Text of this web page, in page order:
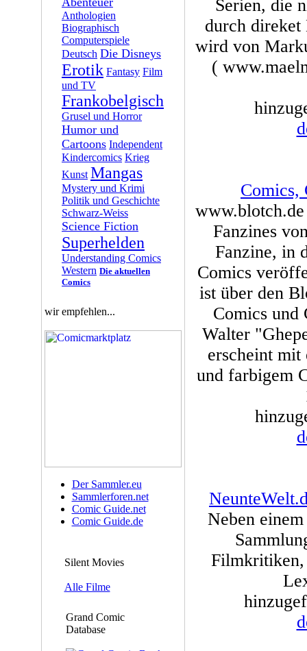
Anthologien
Biographisch
Computerspiele
Deutsch Die Disneys
Erotik Fantasy Film
und TV
Frankobelgisch
Grusel und Horror
Humor und
Cartoons Independent
Kindercomics Krieg
Kunst Mangas
Mystery und Krimi
Politik und Geschichte
Schwarz-Weiss
Science Fiction
Superhelden
Understanding Comics
Western Die aktuellen
Comics
wir empfehlen...
Der Sammler.eu
Sammlerforen.net
Comic Guide.net
Comic Guide.de
Silent Movies
Alle Filme
Grand Comic
Database
Serien, die
durch direket
wird von
(
Comics,
Fanzines
Fanzine, in
Comics
ist über den
Comics und
Walter
erscheint mit
und farbigem
Neben
Filmkritiken,